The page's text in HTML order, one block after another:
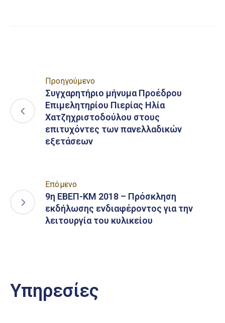
Προηγούμενο
Συγχαρητήριο μήνυμα Προέδρου
Επιμελητηρίου Πιερίας Ηλία
Χατζηχριστοδούλου στους
επιτυχόντες των πανελλαδικών
εξετάσεων
Επόμενο
9η ΕΒΕΠ-ΚΜ 2018 – Πρόσκληση
εκδήλωσης ενδιαφέροντος για την
λειτουργία του κυλικείου
Υπηρεσίες